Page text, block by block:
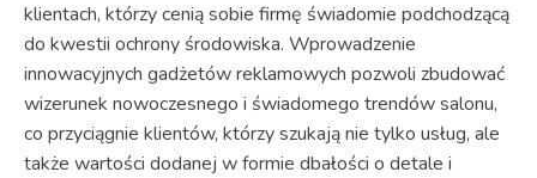
klientach, którzy cenią sobie firmę świadomie podchodzącą
do kwestii ochrony środowiska. Wprowadzenie
innowacyjnych gadżetów reklamowych pozwoli zbudować
wizerunek nowoczesnego i świadomego trendów salonu,
co przyciągnie klientów, którzy szukają nie tylko usług, ale
także wartości dodanej w formie dbałości o detale i